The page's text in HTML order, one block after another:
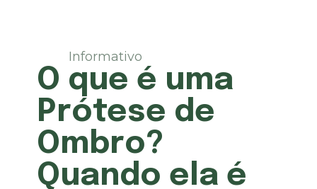
Informativo
O que é uma
Prótese de
Ombro?
Quando ela é